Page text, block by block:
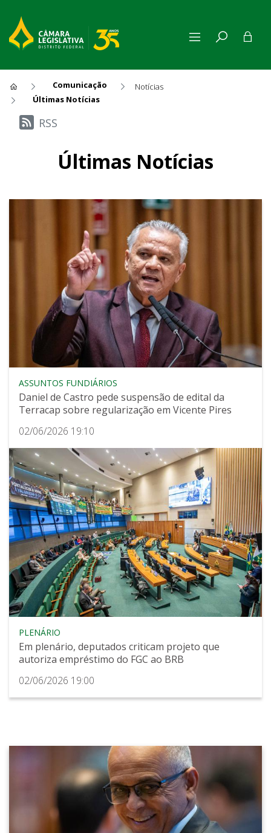
Comunicação
Notícias
Últimas Notícias
Últimas Notícias
RSS
Últimas Notícias
ASSUNTOS FUNDIÁRIOS
Daniel de Castro pede suspensão de edital da
Terracap sobre regularização em Vicente Pires
02/06/2026 19:10
PLENÁRIO
Em plenário, deputados criticam projeto que
autoriza empréstimo do FGC ao BRB
02/06/2026 19:00